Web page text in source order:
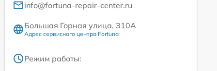
info@fortuna-repair-center.ru
Большая Горная улица, 310А
Адрес сервисного центра Fortuna
Режим работы: